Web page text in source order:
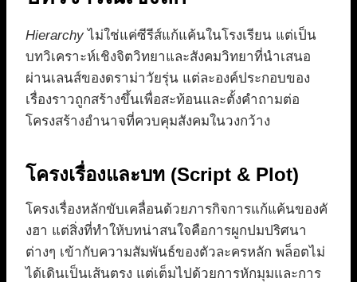
Hierarchy ไม่ใช่แค่ซีรีส์แก้แค้นในโรงเรียน แต่เป็น
บทวิเคราะห์เชิงจิตวิทยาและสังคมวิทยาที่นำเสนอ
ผ่านเลนส์ของดราม่าวัยรุ่น แต่ละองค์ประกอบของ
เรื่องราวถูกสร้างขึ้นเพื่อสะท้อนและตั้งคำถามต่อ
โครงสร้างอำนาจที่ควบคุมสังคมในวงกว้าง
โครงเรื่องและบท (Script & Plot)
โครงเรื่องหลักขับเคลื่อนด้วยภารกิจการแก้แค้นของคั
งฮา แต่สิ่งที่ทำให้บทน่าสนใจคือการผูกปมปริศนา
ต่างๆ เข้ากับความสัมพันธ์ของตัวละครหลัก พล็อตไม่
ได้เดินเป็นเส้นตรง แต่เต็มไปด้วยการหักมุมและการ